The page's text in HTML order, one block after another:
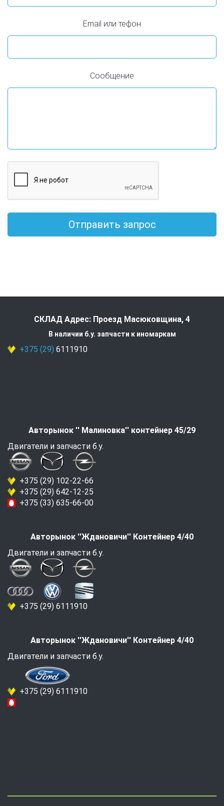
Email или тефон
Сообщение
Отправить запрос
СКЛАД Адрес: Проезд Масюковщина, 4
В наличии б.у. запчасти к иномаркам
+375 (29) 6111910
Авторынок '' Малиновка'' контейнер 45/29
Двигатели и запчасти б.у.
+375 (29) 102-22-66
+375 (29) 642-12-25
+375 (33) 635-66-00
Авторынок ''Ждановичи'' Контейнер 4/40
Двигатели и запчасти б.у.
+375 (29) 6111910
Авторынок ''Ждановичи'' Контейнер 4/40
Двигатели и запчасти б.у.
+375 (29) 6111910